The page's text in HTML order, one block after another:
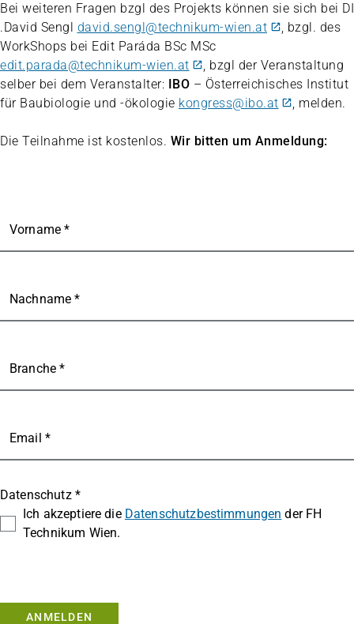
Bei weiteren Fragen bzgl des Projekts können sie sich bei DI
.David Sengl david.sengl@technikum-wien.at
, bzgl. des
WorkShops bei Edit Paráda BSc MSc
edit.parada@technikum-wien.at
, bzgl der Veranstaltung
selber bei dem Veranstalter: IBO – Österreichisches Institut
für Baubiologie und -ökologie kongress@ibo.at , melden.
Die Teilnahme ist kostenlos. Wir bitten um Anmeldung:
Vorname *
Nachname *
Branche *
Email *
Datenschutz *
Ich akzeptiere die Datenschutzbestimmungen der FH
Technikum Wien.
ANMELDEN